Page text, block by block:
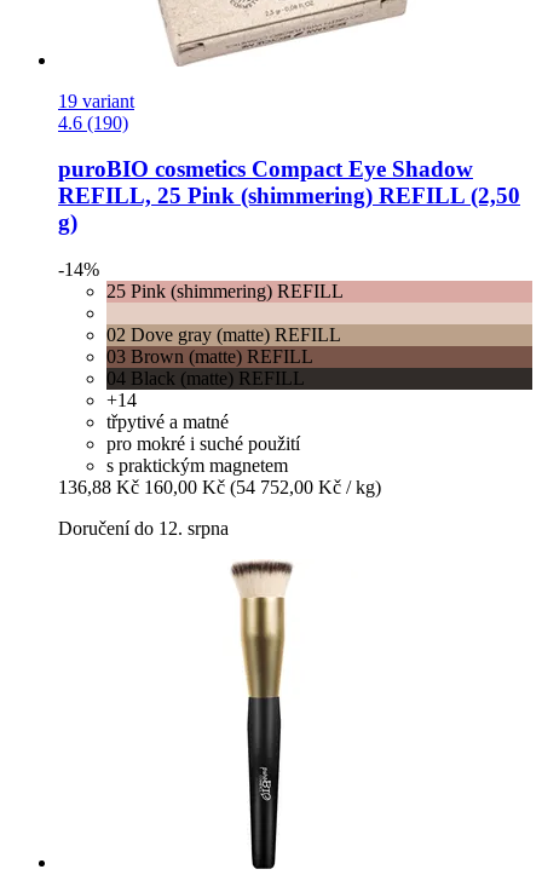
19 variant
4.6 (190)
puroBIO cosmetics Compact Eye Shadow
REFILL, 25 Pink (shimmering) REFILL (2,50
g)
-14%
25 Pink (shimmering) REFILL
02 Dove gray (matte) REFILL
03 Brown (matte) REFILL
04 Black (matte) REFILL
+14
třpytivé a matné
pro mokré i suché použití
s praktickým magnetem
136,88 Kč 160,00 Kč (54 752,00 Kč / kg)
Doručení do 12. srpna